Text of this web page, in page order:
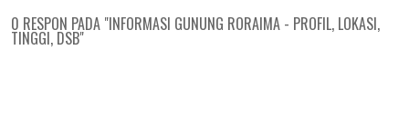
0 RESPON PADA "INFORMASI GUNUNG RORAIMA - PROFIL, LOKASI,
TINGGI, DSB"